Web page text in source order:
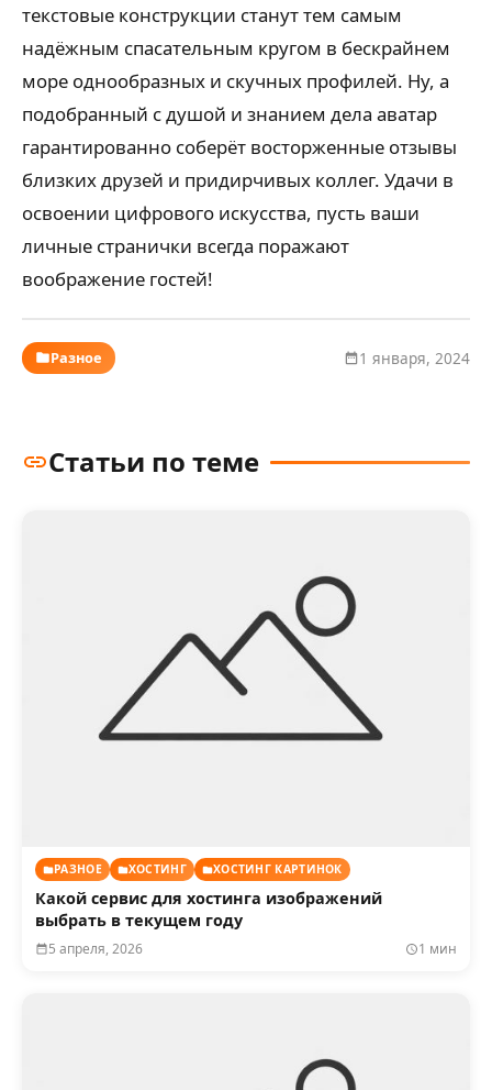
текстовые конструкции станут тем самым
надёжным спасательным кругом в бескрайнем
море однообразных и скучных профилей. Ну, а
подобранный с душой и знанием дела аватар
гарантированно соберёт восторженные отзывы
близких друзей и придирчивых коллег. Удачи в
освоении цифрового искусства, пусть ваши
личные странички всегда поражают
воображение гостей!
Разное 1 января, 2024
Статьи по теме
РАЗНОЕ ХОСТИНГ ХОСТИНГ КАРТИНОК
Какой сервис для хостинга изображений
выбрать в текущем году
5 апреля, 2026 1 мин